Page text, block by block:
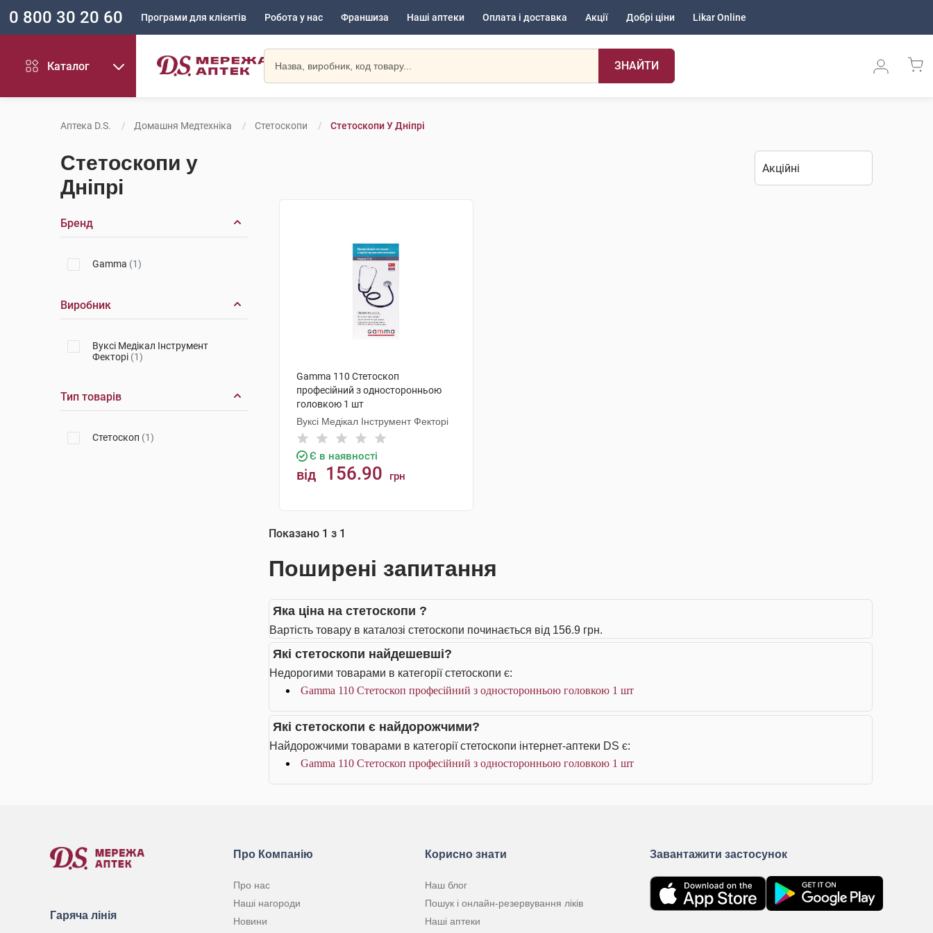
0 800 30 20 60 Програми для клієнтів Робота у нас Франшиза Наші аптеки Оплата і доставка Акції Добрі ціни Likar Online
Каталог ЗНАЙТИ
Аптека D.S. Домашня Медтехніка Стетоскопи Стетоскопи У Дніпрі
Стетоскопи у
Дніпрі
Бренд
Gamma (1)
Виробник
Вуксі Медікал Інструмент
Фекторі (1)
Тип товарів
Стетоскоп (1)
Gamma 110 Стетоскоп
професійний з односторонньою
головкою 1 шт
Вуксі Медікал Інструмент Фекторі
Є в наявності
від 156.90 грн
Показано 1 з 1
Поширені запитання
Яка ціна на стетоскопи ?
Вартість товару в каталозі стетоскопи починається від 156.9 грн.
Які стетоскопи найдешевші?
Недорогими товарами в категорії стетоскопи є:
Gamma 110 Стетоскоп професійний з односторонньою головкою 1 шт
Які стетоскопи є найдорожчими?
Найдорожчими товарами в категорії стетоскопи інтернет-аптеки DS є:
Gamma 110 Стетоскоп професійний з односторонньою головкою 1 шт
Гаряча лінія
Про Компанію
Про нас
Наші нагороди
Новини
Корисно знати
Наш блог
Пошук і онлайн-резервування ліків
Наші аптеки
Завантажити застосунок